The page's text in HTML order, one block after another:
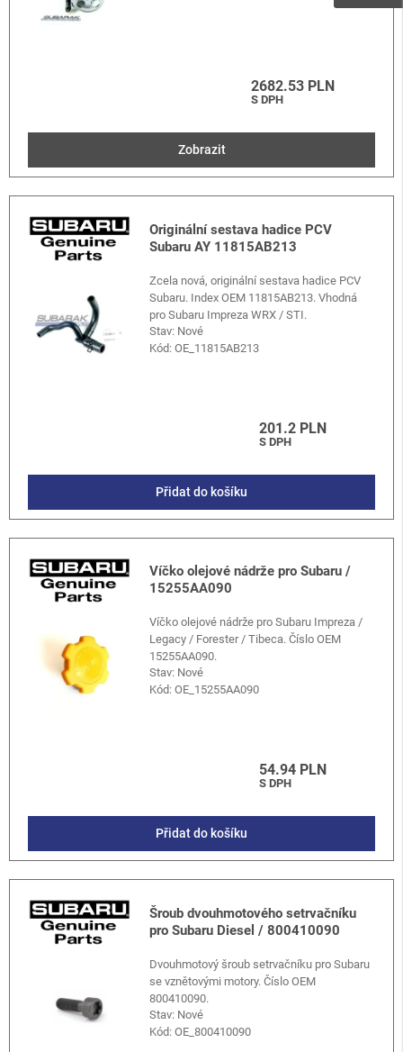
2682.53 PLN
S DPH
Zobrazit
Originální sestava hadice PCV
Subaru AY 11815AB213
Zcela nová, originální sestava hadice PCV
Subaru. Index OEM 11815AB213. Vhodná
pro Subaru Impreza WRX / STI.
Stav: Nové
Kód:OE_11815AB213
201.2 PLN
S DPH
Přidat do košíku
Víčko olejové nádrže pro Subaru /
15255AA090
Víčko olejové nádrže pro Subaru Impreza /
Legacy / Forester / Tibeca. Číslo OEM
15255AA090.
Stav: Nové
Kód:OE_15255AA090
54.94 PLN
S DPH
Přidat do košíku
Šroub dvouhmotového setrvačníku
pro Subaru Diesel / 800410090
Dvouhmotový šroub setrvačníku pro Subaru
se vznětovými motory. Číslo OEM
800410090.
Stav: Nové
Kód:OE_800410090